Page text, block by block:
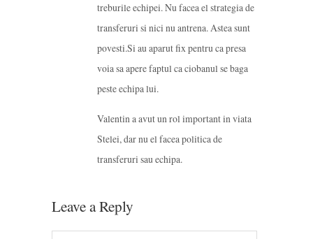
treburile echipei. Nu facea el strategia de
transferuri si nici nu antrena. Astea sunt
povesti.Si au aparut fix pentru ca presa
voia sa apere faptul ca ciobanul se baga
peste echipa lui.
Valentin a avut un rol important in viata
Stelei, dar nu el facea politica de
transferuri sau echipa.
Leave a Reply